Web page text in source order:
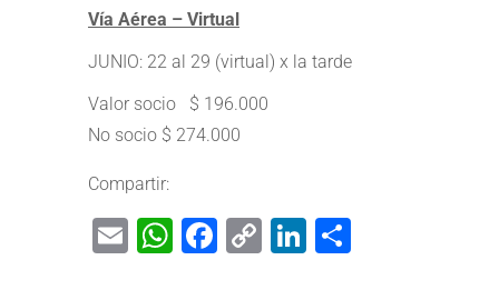
Vía Aérea – Virtual
JUNIO: 22 al 29 (virtual) x la tarde
Valor socio $ 196.000
No socio $ 274.000
Compartir:
EmailWhatsApp
Facebook
CopyLinkedIn